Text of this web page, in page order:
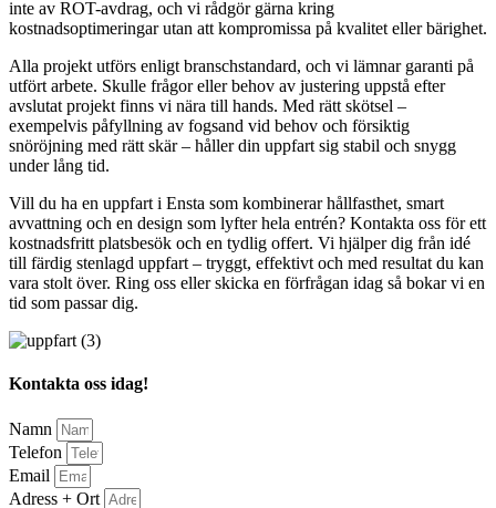
inte av ROT-avdrag, och vi rådgör gärna kring
kostnadsoptimeringar utan att kompromissa på kvalitet eller bärighet.
Alla projekt utförs enligt branschstandard, och vi lämnar garanti på
utfört arbete. Skulle frågor eller behov av justering uppstå efter
avslutat projekt finns vi nära till hands. Med rätt skötsel –
exempelvis påfyllning av fogsand vid behov och försiktig
snöröjning med rätt skär – håller din uppfart sig stabil och snygg
under lång tid.
Vill du ha en uppfart i Ensta som kombinerar hållfasthet, smart
avvattning och en design som lyfter hela entrén? Kontakta oss för ett
kostnadsfritt platsbesök och en tydlig offert. Vi hjälper dig från idé
till färdig stenlagd uppfart – tryggt, effektivt och med resultat du kan
vara stolt över. Ring oss eller skicka en förfrågan idag så bokar vi en
tid som passar dig.
Kontakta oss idag!
Namn
Telefon
Email
Adress + Ort